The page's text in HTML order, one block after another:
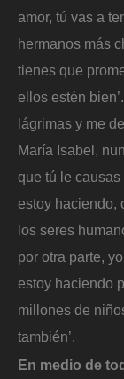
amor, tú vas a
hermanos más
tienes que
ellos estén
lágrimas y me
María Isabel,
que tú le
estoy haciendo,
los seres
por otra parte,
estoy haciendo
millones de
también’.
En medio de